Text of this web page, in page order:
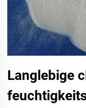
Langlebige